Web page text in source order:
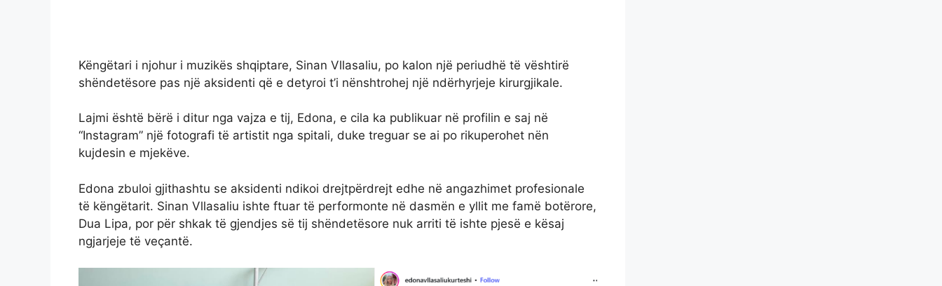
Këngëtari i njohur i muzikës shqiptare, Sinan Vllasaliu, po kalon një periudhë të vështirë
shëndetësore pas një aksidenti që e detyroi t’i nënshtrohej një ndërhyrjeje kirurgjikale.
Lajmi është bërë i ditur nga vajza e tij, Edona, e cila ka publikuar në profilin e saj në
“Instagram” një fotografi të artistit nga spitali, duke treguar se ai po rikuperohet nën
kujdesin e mjekëve.
Edona zbuloi gjithashtu se aksidenti ndikoi drejtpërdrejt edhe në angazhimet profesionale
të këngëtarit. Sinan Vllasaliu ishte ftuar të performonte në dasmën e yllit me famë botërore,
Dua Lipa, por për shkak të gjendjes së tij shëndetësore nuk arriti të ishte pjesë e kësaj
ngjarjeje të veçantë.